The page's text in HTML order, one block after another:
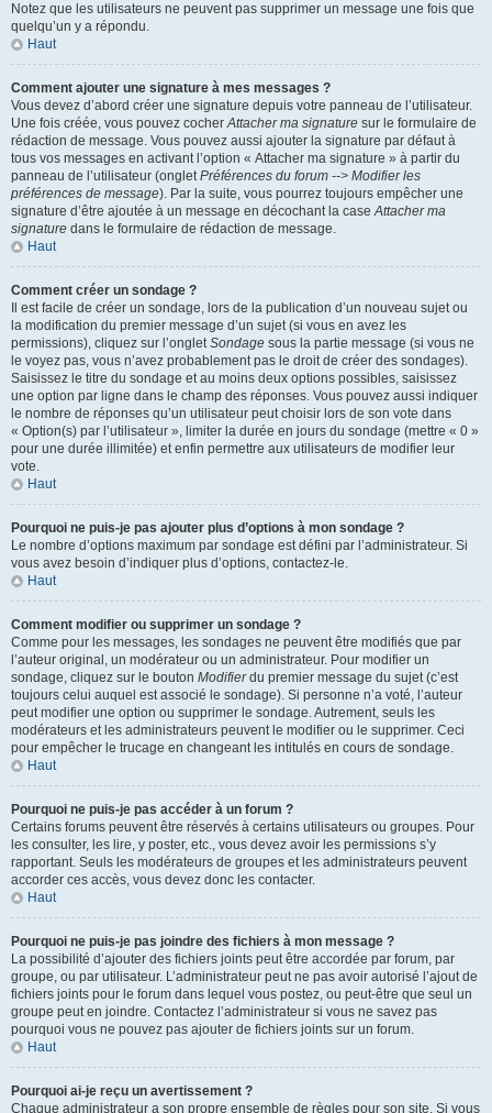
Notez que les utilisateurs ne peuvent pas supprimer un message une fois que
quelqu’un y a répondu.
Haut
Comment ajouter une signature à mes messages ?
Vous devez d’abord créer une signature depuis votre panneau de l’utilisateur.
Une fois créée, vous pouvez cocherAttacher ma signature sur le formulaire de
rédaction de message. Vous pouvez aussi ajouter la signature par défaut à
tous vos messages en activant l’option « Attacher ma signature » à partir du
panneau de l’utilisateur (ongletPréférences du forum --> Modifier les
préférences de message). Par la suite, vous pourrez toujours empêcher une
signature d’être ajoutée à un message en décochant la caseAttacher ma
signature dans le formulaire de rédaction de message.
Haut
Comment créer un sondage ?
Il est facile de créer un sondage, lors de la publication d’un nouveau sujet ou
la modification du premier message d’un sujet (si vous en avez les
permissions), cliquez sur l’ongletSondage sous la partie message (si vous ne
le voyez pas, vous n’avez probablement pas le droit de créer des sondages).
Saisissez le titre du sondage et au moins deux options possibles, saisissez
une option par ligne dans le champ des réponses. Vous pouvez aussi indiquer
le nombre de réponses qu’un utilisateur peut choisir lors de son vote dans
« Option(s) par l’utilisateur », limiter la durée en jours du sondage (mettre « 0 »
pour une durée illimitée) et enfin permettre aux utilisateurs de modifier leur
vote.
Haut
Pourquoi ne puis-je pas ajouter plus d’options à mon sondage ?
Le nombre d’options maximum par sondage est défini par l’administrateur. Si
vous avez besoin d’indiquer plus d’options, contactez-le.
Haut
Comment modifier ou supprimer un sondage ?
Comme pour les messages, les sondages ne peuvent être modifiés que par
l’auteur original, un modérateur ou un administrateur. Pour modifier un
sondage, cliquez sur le bouton Modifierdu premier message du sujet (c’est
toujours celui auquel est associé le sondage). Si personne n’a voté, l’auteur
peut modifier une option ou supprimer le sondage. Autrement, seuls les
modérateurs et les administrateurs peuvent le modifier ou le supprimer. Ceci
pour empêcher le trucage en changeant les intitulés en cours de sondage.
Haut
Pourquoi ne puis-je pas accéder à un forum ?
Certains forums peuvent être réservés à certains utilisateurs ou groupes. Pour
les consulter, les lire, y poster, etc., vous devez avoir les permissions s’y
rapportant. Seuls les modérateurs de groupes et les administrateurs peuvent
accorder ces accès, vous devez donc les contacter.
Haut
Pourquoi ne puis-je pas joindre des fichiers à mon message ?
La possibilité d’ajouter des fichiers joints peut être accordée par forum, par
groupe, ou par utilisateur. L’administrateur peut ne pas avoir autorisé l’ajout de
fichiers joints pour le forum dans lequel vous postez, ou peut-être que seul un
groupe peut en joindre. Contactez l’administrateur si vous ne savez pas
pourquoi vous ne pouvez pas ajouter de fichiers joints sur un forum.
Haut
Pourquoi ai-je reçu un avertissement ?
Chaque administrateur a son propre ensemble de règles pour son site. Si vous